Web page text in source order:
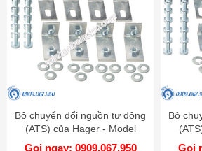
Bộ chuyển đổi nguồn tự động
(ATS) của Hager - Model
HZ158
Gọi ngay: 0909.067.950
Bộ
Gọi